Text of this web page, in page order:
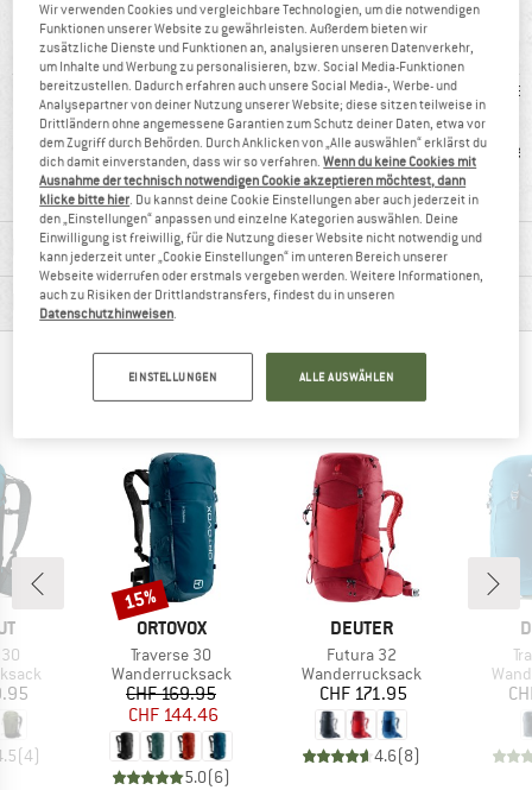
100%
Weiterempfehlung
Kunden sagen:
leicht
MATERIALINFOS & FEATURES
PRODUKTBESCHREIBUNG
ANDERE BERGFREUNDE SCHAUTEN SICH AUCH
AN
(4)
MARKE
ORTOVOX
Artikel
Traverse 30
Produktgruppe
Wanderrucksack
Preis
CHF 169.95reduzierter Preis
CHF 144.46
5.0(6)
Rabatt
15%
MARKE
DEUTER
Artikel
Futura 32
Produktgruppe
Wanderrucksack
Preis
CHF 171.95
4.6(8)
Wir verwenden Cookies und vergleichbare Technologien, um die notwendigen
Funktionen unserer Website zu gewährleisten. Außerdem bieten wir
zusätzliche Dienste und Funktionen an, analysieren unseren Datenverkehr,
um Inhalte und Werbung zu personalisieren, bzw. Social Media-Funktionen
bereitzustellen. Dadurch erfahren auch unsere Social Media-, Werbe- und
Analysepartner von deiner Nutzung unserer Website; diese sitzen teilweise in
Drittländern ohne angemessene Garantien zum Schutz deiner Daten, etwa vor
dem Zugriff durch Behörden. Durch Anklicken von „Alle auswählen“ erklärst du
dich damit einverstanden, dass wir so verfahren.Wenn du keine Cookies mit
Ausnahme der technisch notwendigen Cookie akzeptieren möchtest, dann
klicke bitte hier. Du kannst deine Cookie Einstellungen aber auch jederzeit in
den „Einstellungen“ anpassen und einzelne Kategorien auswählen. Deine
Einwilligung ist freiwillig, für die Nutzung dieser Website nicht notwendig und
kann jederzeit unter „Cookie Einstellungen“ im unteren Bereich unserer
Webseite widerrufen oder erstmals vergeben werden. Weitere Informationen,
auch zu Risiken der Drittlandstransfers, findest du in unseren
Datenschutzhinweisen.
EINSTELLUNGEN ALLE AUSWÄHLEN